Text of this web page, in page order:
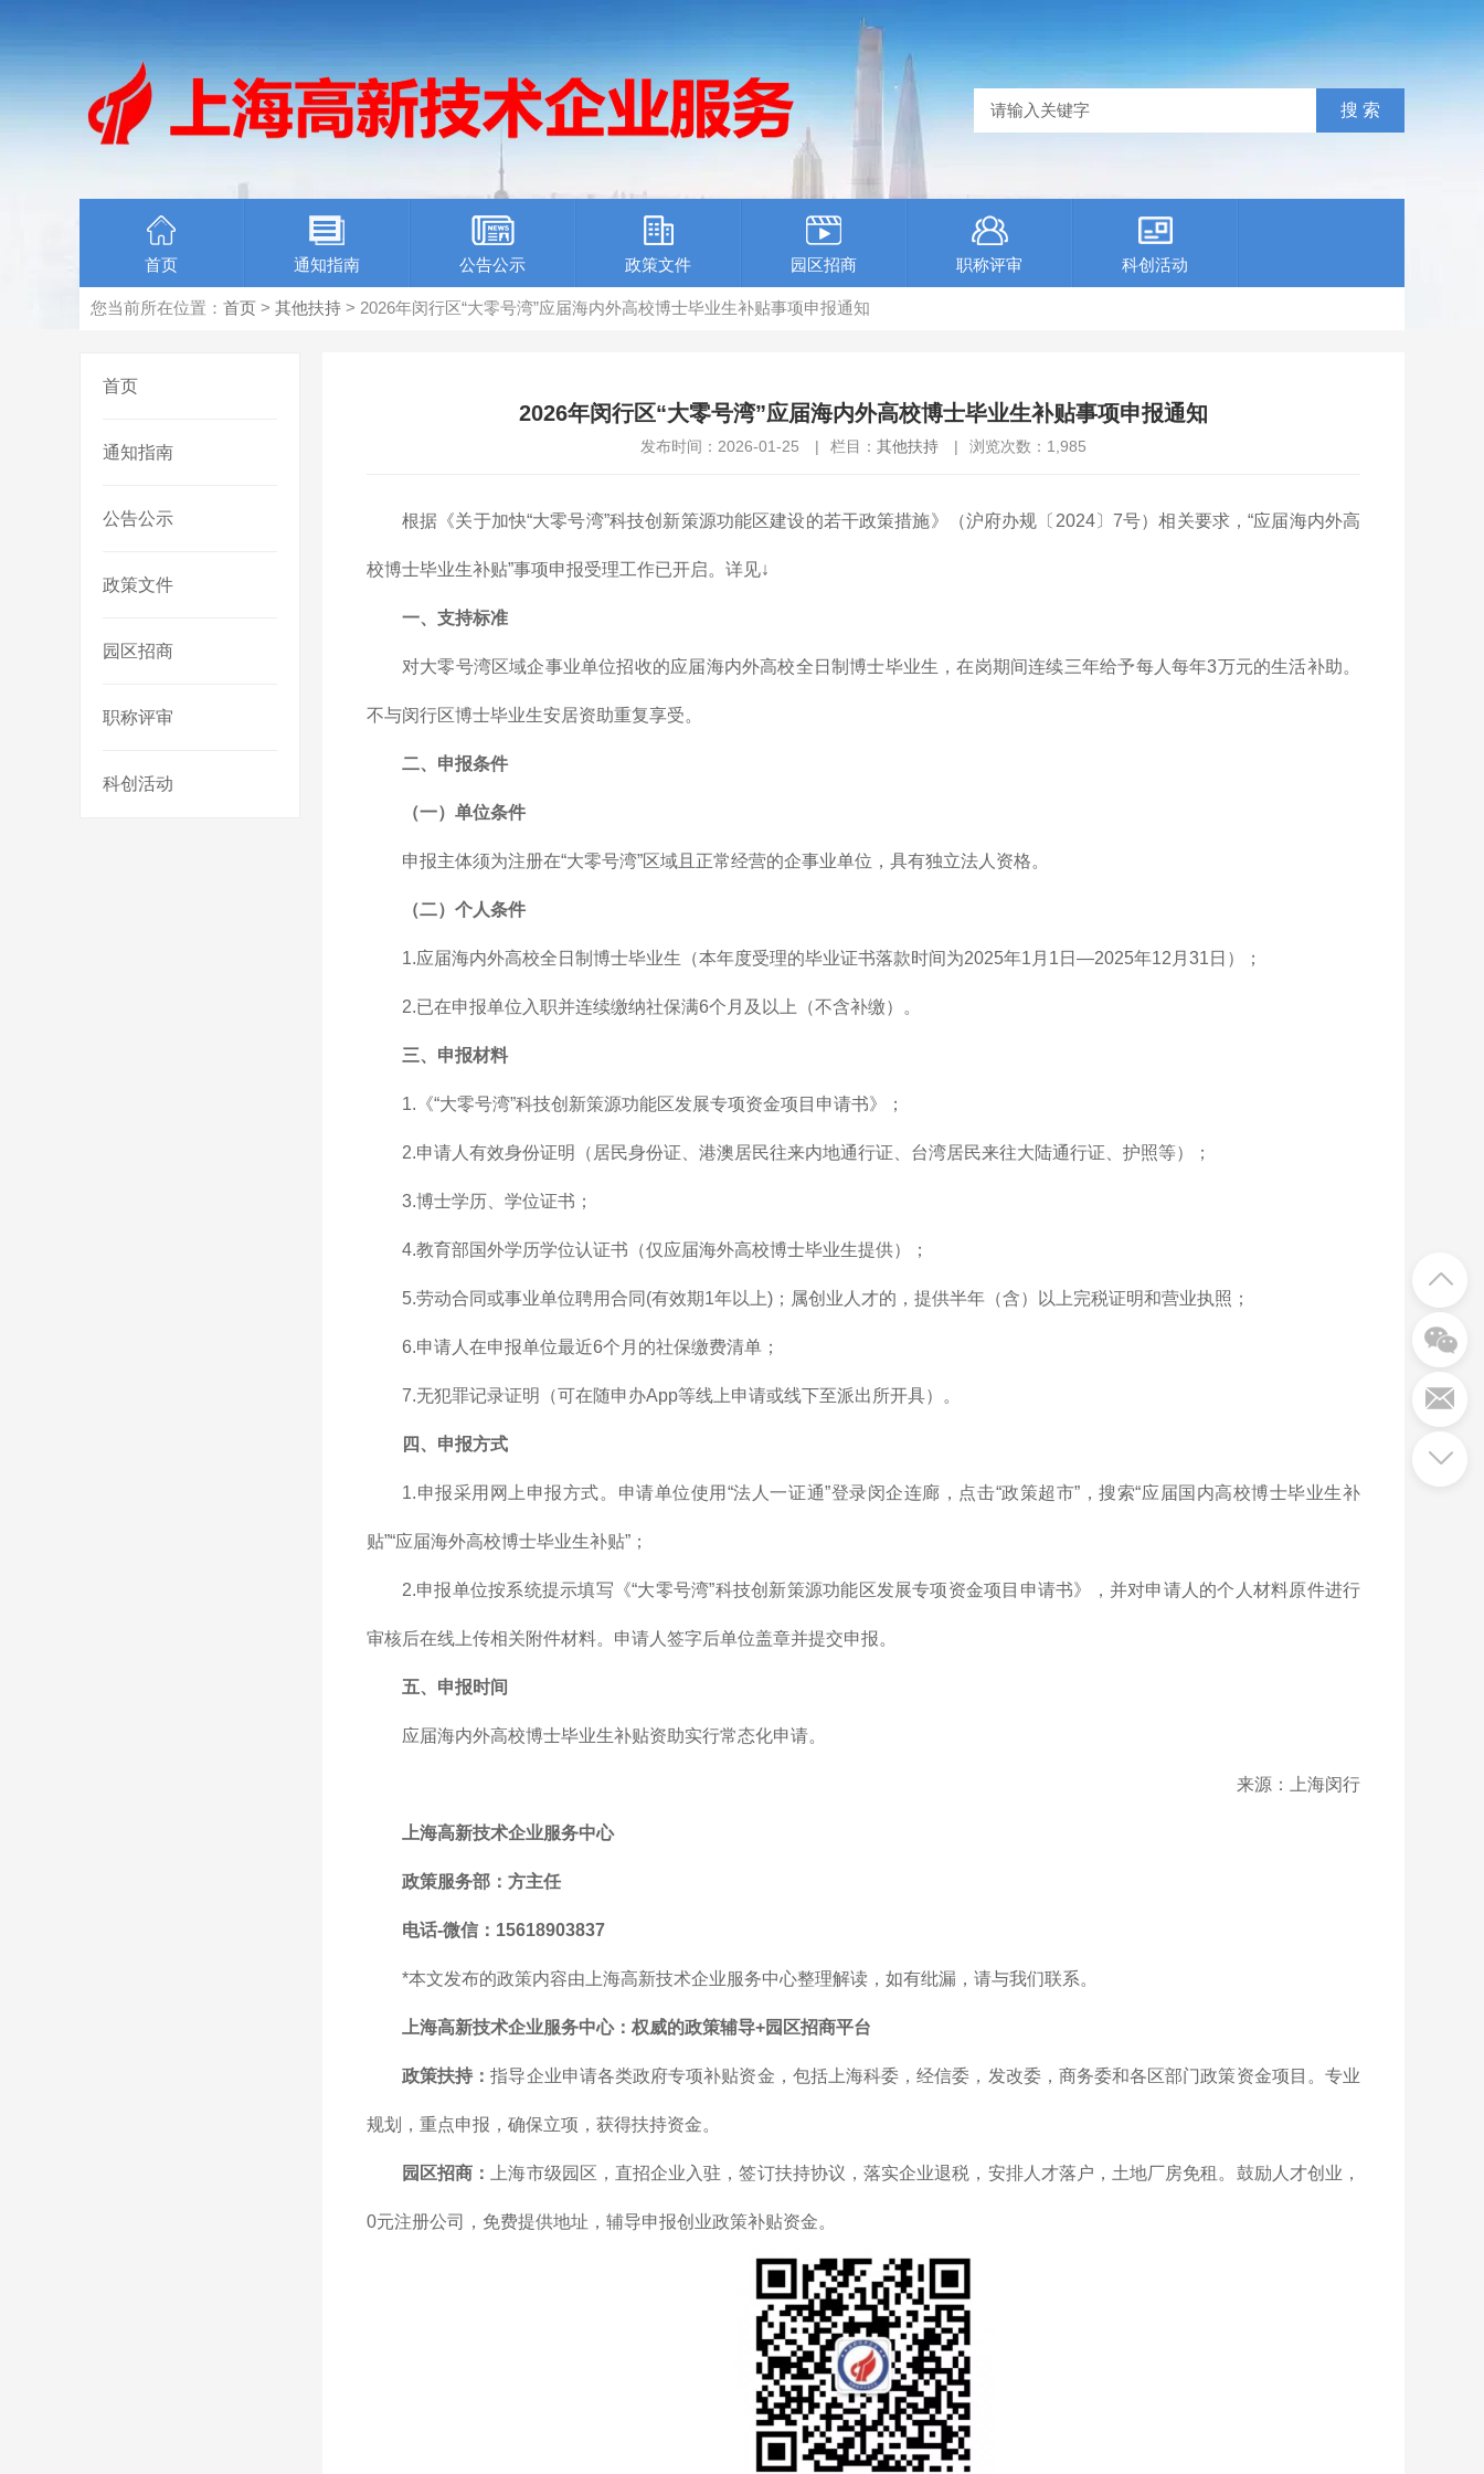
首页 通知指南 公告公示 政策文件 园区招商 职称评审 科创活动
您当前所在位置： 首页 > 其他扶持 > 2026年闵行区“大零号湾”应届海内外高校博士毕业生补贴事项申报通知
首页
通知指南
公告公示
政策文件
园区招商
职称评审
科创活动
2026年闵行区“大零号湾”应届海内外高校博士毕业生补贴事项申报通知
发布时间：2026-01-25 | 栏目： 其他扶持 | 浏览次数： 1,985
根据《关于加快“大零号湾”科技创新策源功能区建设的若干政策措施》（沪府办规〔2024〕7号）相关要求，“应届海内外高
校博士毕业生补贴”事项申报受理工作已开启。详见↓
一、支持标准
对大零号湾区域企事业单位招收的应届海内外高校全日制博士毕业生，在岗期间连续三年给予每人每年3万元的生活补助。
不与闵行区博士毕业生安居资助重复享受。
二、申报条件
（一）单位条件
申报主体须为注册在“大零号湾”区域且正常经营的企事业单位，具有独立法人资格。
（二）个人条件
1.应届海内外高校全日制博士毕业生（本年度受理的毕业证书落款时间为2025年1月1日—2025年12月31日）；
2.已在申报单位入职并连续缴纳社保满6个月及以上（不含补缴）。
三、申报材料
1.《“大零号湾”科技创新策源功能区发展专项资金项目申请书》；
2.申请人有效身份证明（居民身份证、港澳居民往来内地通行证、台湾居民来往大陆通行证、护照等）；
3.博士学历、学位证书；
4.教育部国外学历学位认证书（仅应届海外高校博士毕业生提供）；
5.劳动合同或事业单位聘用合同(有效期1年以上)；属创业人才的，提供半年（含）以上完税证明和营业执照；
6.申请人在申报单位最近6个月的社保缴费清单；
7.无犯罪记录证明（可在随申办App等线上申请或线下至派出所开具）。
四、申报方式
1.申报采用网上申报方式。申请单位使用“法人一证通”登录闵企连廊，点击“政策超市”，搜索“应届国内高校博士毕业生补
贴”“应届海外高校博士毕业生补贴”；
2.申报单位按系统提示填写《“大零号湾”科技创新策源功能区发展专项资金项目申请书》，并对申请人的个人材料原件进行
审核后在线上传相关附件材料。申请人签字后单位盖章并提交申报。
五、申报时间
应届海内外高校博士毕业生补贴资助实行常态化申请。
来源：上海闵行
上海高新技术企业服务中心
政策服务部 ：方主任
电话-微信：15618903837
*本文发布的政策内容由上海高新技术企业服务中心整理解读，如有纰漏，请与我们联系。
上海高新技术企业服务中心：权威的政策辅导+园区招商平台
政策扶持：指导企业申请各类政府专项补贴资金，包括上海科委，经信委，发改委，商务委和各区部门政策资金项目。专业
规划，重点申报，确保立项，获得扶持资金。
园区招商： 上海市级园区，直招企业入驻，签订扶持协议，落实企业退税，安排人才落户，土地厂房免租。鼓励人才创业，
0元注册公司，免费提供地址，辅导申报创业政策补贴资金。